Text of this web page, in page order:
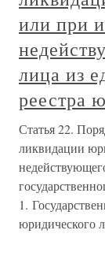
или при
лица из
реестра
Статья 22.
ликвидации
1.
юридического